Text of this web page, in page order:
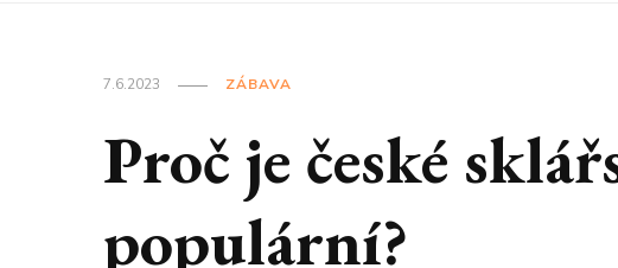
7.6.2023 ZÁBAVA
Proč je české
populární?